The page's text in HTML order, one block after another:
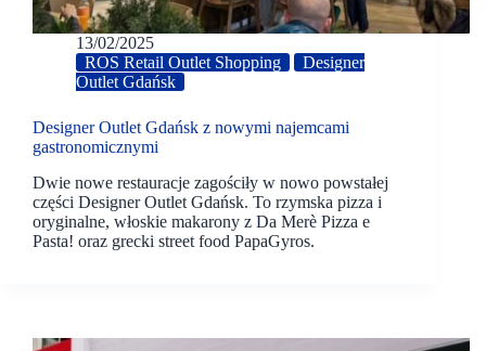
13/02/2025
ROS Retail Outlet Shopping
Designer
Outlet Gdańsk
Designer Outlet Gdańsk z nowymi najemcami
gastronomicznymi
Dwie nowe restauracje zagościły w nowo powstałej
części Designer Outlet Gdańsk. To rzymska pizza i
oryginalne, włoskie makarony z Da Merè Pizza e
Pasta! oraz grecki street food PapaGyros.